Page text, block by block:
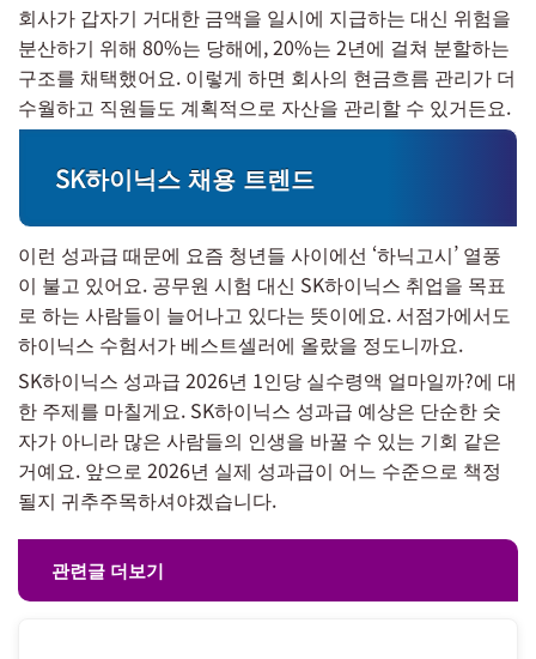
회사가 갑자기 거대한 금액을 일시에 지급하는 대신 위험을
분산하기 위해 80%는 당해에, 20%는 2년에 걸쳐 분할하는
구조를 채택했어요. 이렇게 하면 회사의 현금흐름 관리가 더
수월하고 직원들도 계획적으로 자산을 관리할 수 있거든요.
SK하이닉스 채용 트렌드
이런 성과급 때문에 요즘 청년들 사이에선 ‘하닉고시’ 열풍
이 불고 있어요. 공무원 시험 대신 SK하이닉스 취업을 목표
로 하는 사람들이 늘어나고 있다는 뜻이에요. 서점가에서도
하이닉스 수험서가 베스트셀러에 올랐을 정도니까요.
SK하이닉스 성과급 2026년 1인당 실수령액 얼마일까?에 대
한 주제를 마칠게요. SK하이닉스 성과급 예상은 단순한 숫
자가 아니라 많은 사람들의 인생을 바꿀 수 있는 기회 같은
거예요. 앞으로 2026년 실제 성과급이 어느 수준으로 책정
될지 귀추주목하셔야겠습니다.
관련글 더보기